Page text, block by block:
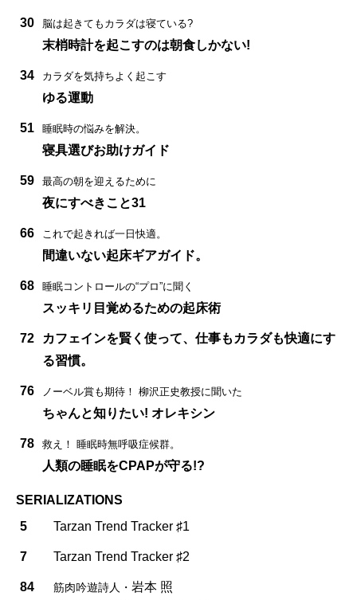
30 脳は起きてもカラダは寝ている?
末梢時計を起こすのは朝食しかない!
34 カラダを気持ちよく起こす
ゆる運動
51 睡眠時の悩みを解決。
寝具選びお助けガイド
59 最高の朝を迎えるために
夜にすべきこと31
66 これで起きれば一日快適。
間違いない起床ギアガイド。
68 睡眠コントロールの“プロ”に聞く
スッキリ目覚めるための起床術
72
カフェインを賢く使って、仕事もカラダも快適にす
る習慣。
76 ノーベル賞も期待！ 柳沢正史教授に聞いた
ちゃんと知りたい! オレキシン
78 救え！ 睡眠時無呼吸症候群。
人類の睡眠をCPAPが守る!?
SERIALIZATIONS
5
Tarzan Trend Tracker ♯1
7 Tarzan Trend Tracker ♯2
84 筋肉吟遊詩人・ 岩本 照